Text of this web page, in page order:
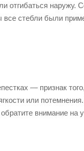
отгибаться наружу.
все стебли были
— признак
или
внимание на